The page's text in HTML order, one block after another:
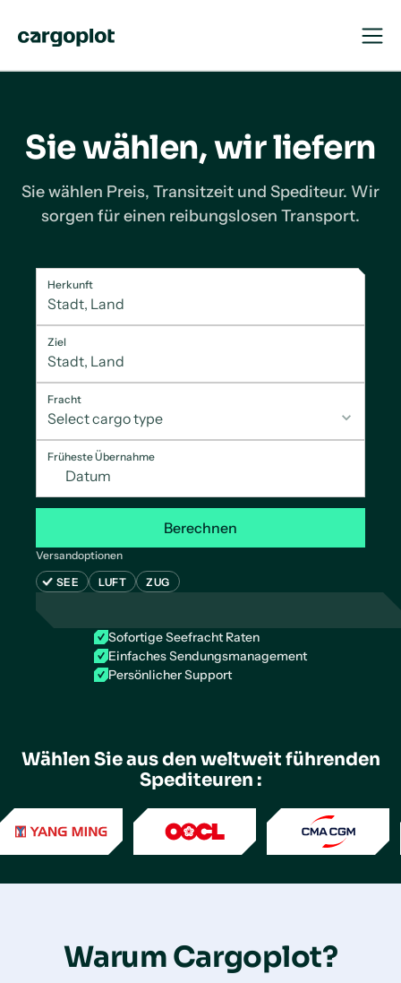
öffnen
Sie wählen, wir liefern
Sie wählen Preis, Transitzeit und Spediteur. Wir
sorgen für einen reibungslosen Transport.
Herkunft
Ziel
Fracht
Früheste Übernahme
Versandoptionen
SEE
LUFT ZUG
Berechnen
Sofortige Seefracht Raten
Einfaches Sendungsmanagement
Persönlicher Support
Wählen Sie aus den weltweit führenden
Spediteuren :
Warum Cargoplot?